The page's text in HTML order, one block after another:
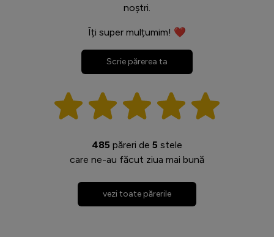
noștri.
Îți super mulțumim! ❤️
Scrie părerea ta
485 păreri de 5 stele
care ne-au făcut ziua mai bună
vezi toate părerile